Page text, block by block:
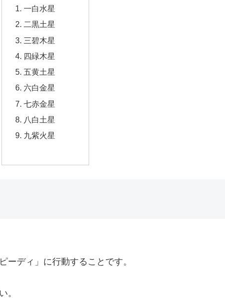
一白水星
二黒土星
三碧木星
四緑木星
五黄土星
六白金星
七赤金星
八白土星
九紫火星
ーディ」に行動することです。
。